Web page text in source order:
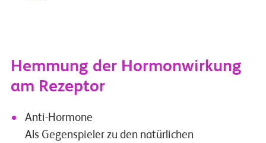
Hemmung der Hormonwirkung
am Rezeptor
Anti-Hormone
Als Gegenspieler zu den natürlichen